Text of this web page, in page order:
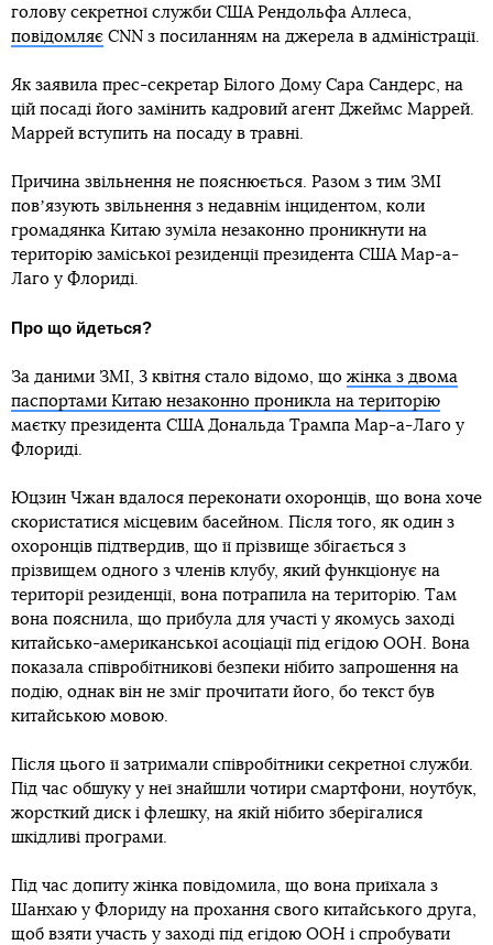
голову секретної служби США Рендольфа Аллеса,
повідомляє CNN з посиланням на джерела в адміністрації.
Як заявила прес-секретар Білого Дому Сара Сандерс, на
цій посаді його замінить кадровий агент Джеймс Маррей.
Маррей вступить на посаду в травні.
Причина звільнення не пояснюється. Разом з тим ЗМІ
повʼязують звільнення з недавнім інцидентом, коли
громадянка Китаю зуміла незаконно проникнути на
територію заміської резиденції президента США Мар-а-
Лаго у Флориді.
Про що йдеться?
За даними ЗМІ, 3 квітня стало відомо, що жінка з двома
паспортами Китаю незаконно проникла на територію
маєтку президента США Дональда Трампа Мар-а-Лаго у
Флориді.
Юцзин Чжан вдалося переконати охоронців, що вона хоче
скористатися місцевим басейном. Після того, як один з
охоронців підтвердив, що її прізвище збігається з
прізвищем одного з членів клубу, який функціонує на
території резиденції, вона потрапила на територію. Там
вона пояснила, що прибула для участі у якомусь заході
китайсько-американської асоціації під егідою ООН. Вона
показала співробітникові безпеки нібито запрошення на
подію, однак він не зміг прочитати його, бо текст був
китайською мовою.
Після цього її затримали співробітники секретної служби.
Під час обшуку у неї знайшли чотири смартфони, ноутбук,
жорсткий диск і флешку, на якій нібито зберігалися
шкідливі програми.
Під час допиту жінка повідомила, що вона приїхала з
Шанхаю у Флориду на прохання свого китайського друга,
щоб взяти участь у заході під егідою ООН і спробувати